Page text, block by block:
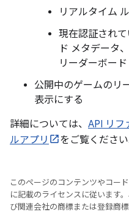
リアルタイム
現在認証され
ド メタデータ
リーダーボー
公開中のゲームのリ
表示にする
詳細については、 API リフ
ルアプリ
をご覧ください
このページのコンテンツやコード
に記載のライセンスに従います
び関連会社の商標または登録商標